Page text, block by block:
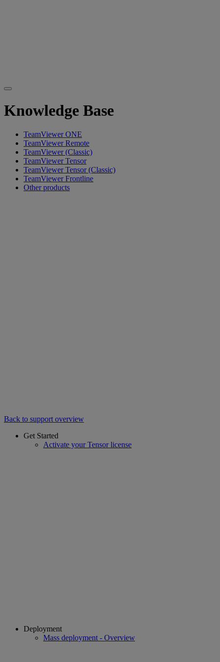
Knowledge Base
TeamViewer ONE
TeamViewer Remote
TeamViewer (Classic)
TeamViewer Tensor
TeamViewer Tensor (Classic)
TeamViewer Frontline
Other products
Back to support overview
Get Started
Activate your Tensor license
Deployment
Mass deployment - Overview